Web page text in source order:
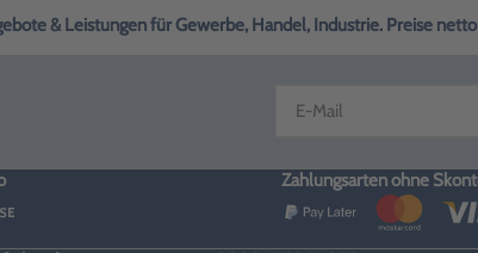
& Leistungen für Gewerbe, Handel, Industrie. Preise
Zahlungsarten ohne